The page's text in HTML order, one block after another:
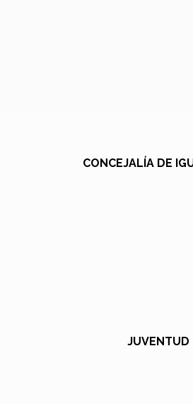
CONCEJALÍA DE
JUVENTUD